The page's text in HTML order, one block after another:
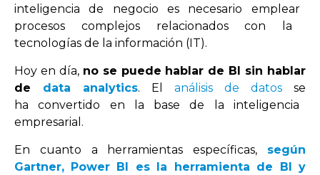
intel igencia de negocio es necesario emplear
procesos complejosrel acionadoscon la
tecnologías de la información (IT).
Hoy en d ía, nose puede hablar de BI sin hablar
de data analytics. El análisis de datos se
ha convertido en la base de la intel igencia
empresarial.
En cuanto a herramientas específicas, según
Gartner,
Power BI es la herramienta de BI y